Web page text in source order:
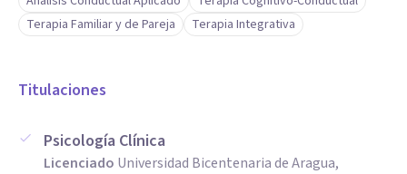
esperanza, y a partir de allí, en mutua colaboración,
Terapia Familiar y de Pareja
Terapia Integrativa
Titulaciones
Psicología Clínica
Licenciado Universidad Bicentenaria de Aragua,